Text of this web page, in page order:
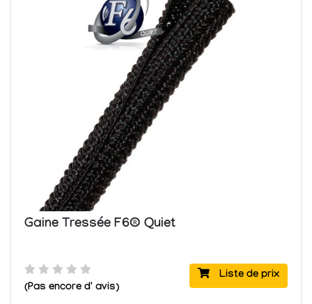
Gaine Tressée F6® Quiet
Liste de prix
(Pas encore d' avis)